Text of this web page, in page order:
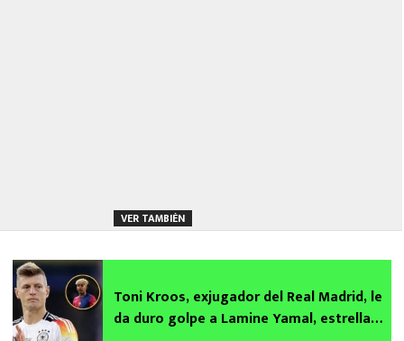
VER TAMBIÉN
Toni Kroos, exjugador del Real Madrid, le
da duro golpe a Lamine Yamal, estrella